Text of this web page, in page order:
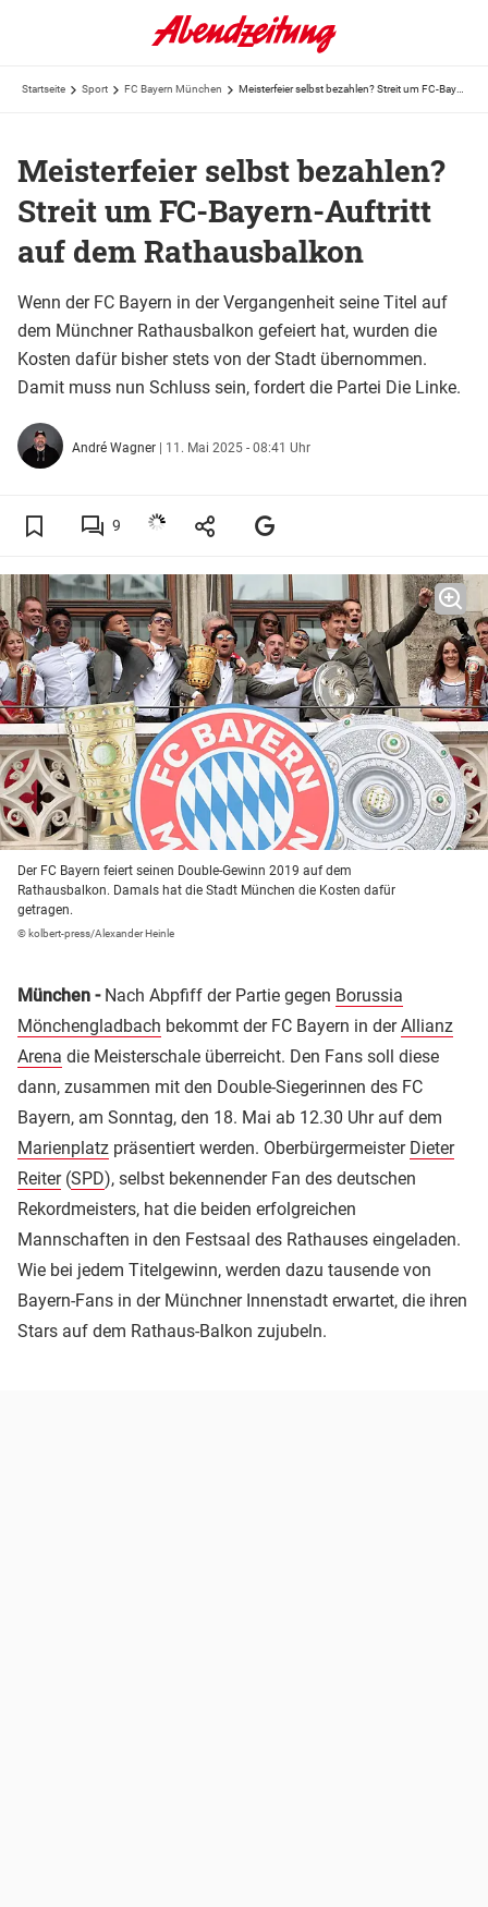
Startseite Sport FC Bayern München
Meisterfeier selbst bezahlen?
Streit um FC-Bayern-Auftritt
auf dem Rathausbalkon
Wenn der FC Bayern in der Vergangenheit seine Titel auf
dem Münchner Rathausbalkon gefeiert hat, wurden die
Kosten dafür bisher stets von der Stadt übernommen.
Damit muss nun Schluss sein, fordert die Partei Die Linke.
André Wagner | 11. Mai 2025 - 08:41 Uhr
9
Der FC Bayern feiert seinen Double-Gewinn 2019 auf dem
Rathausbalkon. Damals hat die Stadt München die Kosten dafür
getragen.
© kolbert-press/Alexander Heinle
München -Nach Abpfiff der Partie gegen Borussia
Mönchengladbach bekommt der FC Bayern in derAllianz
Arena die Meisterschale überreicht. Den Fans soll diese
dann, zusammen mit den Double-Siegerinnen des FC
Bayern, am Sonntag, den 18. Mai ab 12.30 Uhr auf dem
Marienplatz präsentiert werden. Oberbürgermeister Dieter
Reiter(SPD), selbst bekennender Fan des deutschen
Rekordmeisters, hat die beiden erfolgreichen
Mannschaften in den Festsaal des Rathauses eingeladen.
Wie bei jedem Titelgewinn, werden dazu tausende von
Bayern-Fans in der Münchner Innenstadt erwartet, die ihren
Stars auf dem Rathaus-Balkon zujubeln.